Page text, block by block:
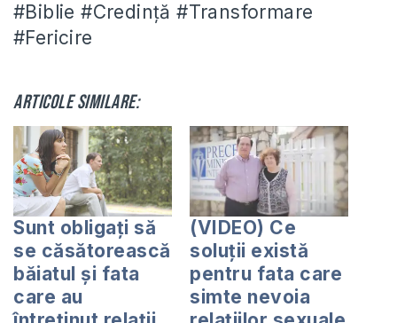
#Biblie #Credință #Transformare
#Fericire
Articole similare:
Sunt obligați să
se căsătorească
băiatul și fata
care au
(VIDEO) Ce
soluții există
pentru fata care
simte nevoia